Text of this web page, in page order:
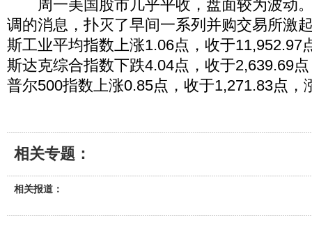
周一美国股市几乎平收，盘面较为波动
调的消息，扑灭了早间一系列并购交易所激
斯工业平均指数上涨1.06点，收于11,952.97
斯达克综合指数下跌4.04点，收于2,639.69
普尔500指数上涨0.85点，收于1,271.83点，
相关专题：
相关报道：